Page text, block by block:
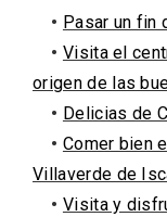
• Pasar un fin
• Visita el
origen de las
• Delicias de
• Comer bien
Villaverde de
• Visita y
Disfrutar de
en 2026